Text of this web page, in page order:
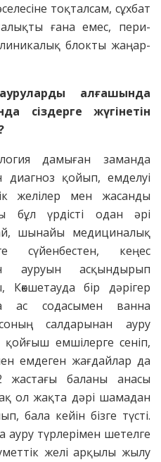
тоқталсам, сұхбат
ғана емес, пери­
блокты жаңар­
алғашында
сіздерге жүгінетін
дамыған заманда
диагноз қойып, емделуі
желілер мен жасанды
бұл үрдісті одан әрі
шынайы медициналық
сүйенбестен, кеңес
ауруын асқындырып
бір дәрігер
ас содасымен ванна
салдарынан ауру
емшілерге сеніп,
емдеген жағдайлар да
жастағы баланы анасы
ол жақта дәрі шамадан
бала кейін бізге түсті.
ауру түрлерімен шетелге
желі арқылы жылу